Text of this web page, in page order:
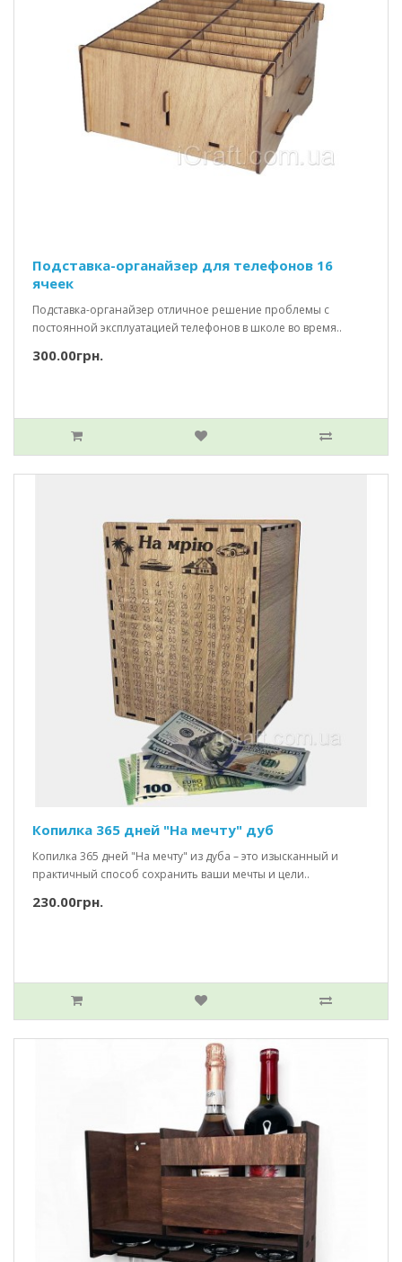
Подставка-органайзер для телефонов 16
ячеек
Подставка-органайзер отличное решение проблемы с
постоянной эксплуатацией телефонов в школе во время..
300.00грн.
Копилка 365 дней "На мечту" дуб
Копилка 365 дней "На мечту" из дуба – это изысканный и
практичный способ сохранить ваши мечты и цели..
230.00грн.